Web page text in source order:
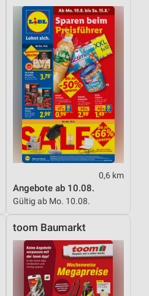
0,6 km
Angebote ab 10.08.
Gültig ab Mo. 10.08.
toom Baumarkt